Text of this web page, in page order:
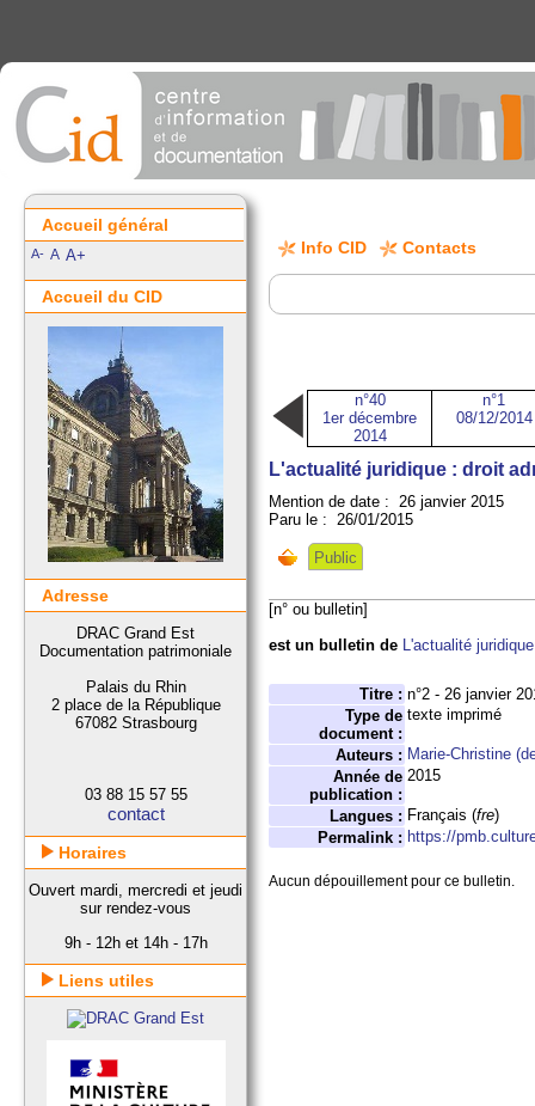
Info CID Contacts
n°40
1er décembre
2014
n°1
08/12/2014
L'actualité juridique : droit
Mention de date : 26 janvier 2015
Paru le : 26/01/2015
Public
[n° ou bulletin]
est un bulletin de L'actualité
Titre : n°2 - 26 janvier
Type de
document :
texte imprimé
Auteurs : Marie-Christine
Année de
publication :
2015
Langues : Français (fre)
Permalink : https://
Aucun dépouillement pour ce bulletin.
Accueil général
A- A A+
Accueil du CID
Adresse
DRAC Grand Est
Documentation patrimoniale
Palais du Rhin
2 place de la République
67082 Strasbourg
03 88 15 57 55
contact
Horaires
Ouvert mardi, mercredi et jeudi
sur rendez-vous
9h - 12h et 14h - 17h
Liens utiles